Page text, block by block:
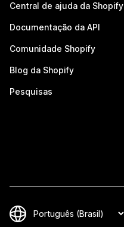
Central de ajuda da Shopify
Documentação da API
Comunidade Shopify
Blog da Shopify
Pesquisas